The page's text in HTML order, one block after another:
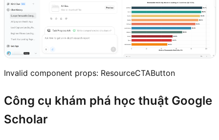
Invalid component props: ResourceCTAButton
Công cụ khám phá học thuật Google
Scholar